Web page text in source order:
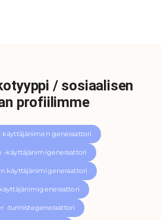
/ sosiaalisen
profiilimme
käyttäjänimen generaattori
-käyttäjänimigeneraattori
käyttäjänimigeneraattori
-tunnistegeneraattori